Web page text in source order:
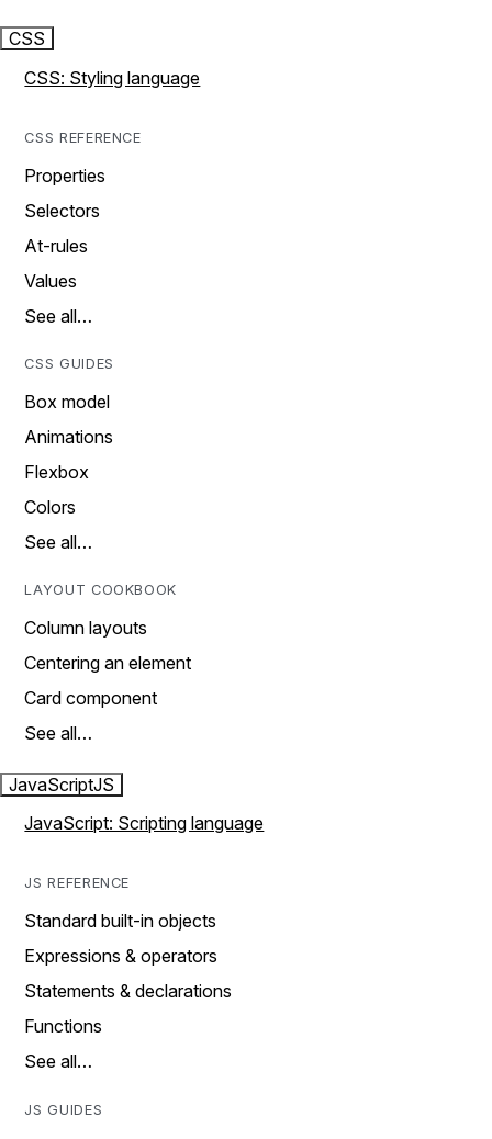
CSS
CSS: Styling language
CSS REFERENCE
Properties
Selectors
At-rules
Values
See all…
CSS GUIDES
Box model
Animations
Flexbox
Colors
See all…
LAYOUT COOKBOOK
Column layouts
Centering an element
Card component
See all…
JavaScriptJS
JavaScript: Scripting language
JS REFERENCE
Standard built-in objects
Expressions & operators
Statements & declarations
Functions
See all…
JS GUIDES